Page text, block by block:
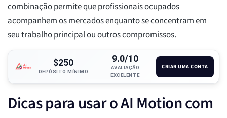
combinação permite que profissionais ocupados
acompanhem os mercados enquanto se concentram em
seu trabalho principal ou outros compromissos.
$250
DEPÓSITO MÍNIMO
9.0/10
AVALIAÇÃO
EXCELENTE
CRIAR UMA CONTA
Dicas para usar o AI Motion com